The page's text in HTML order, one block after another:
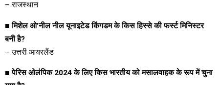
– राजस्थान
■ मिशेल ओ’नील नील यूनाइटेड किंगडम के किस हिस्से की फर्स्ट मिनिस्टर
बनी है?
– उत्तरी आयरलैंड
■ पेरिस ओलंपिक 2024 के लिए किस भारतीय को मसालवाहक के रूप में चुना